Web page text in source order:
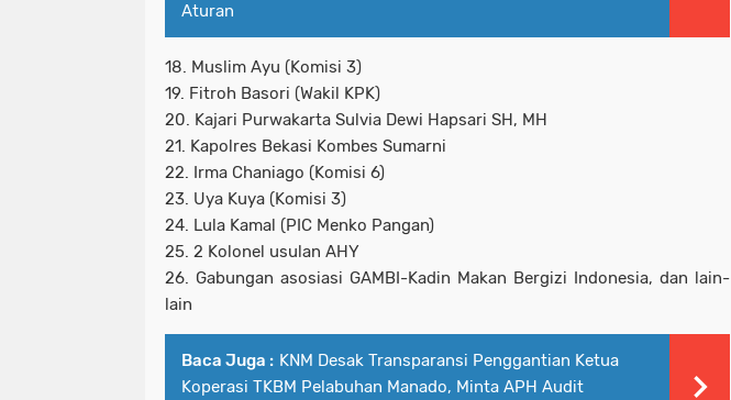
Aturan
18. Muslim Ayu (Komisi 3)
19. Fitroh Basori (Wakil KPK)
20. Kajari Purwakarta Sulvia Dewi Hapsari SH, MH
21. Kapolres Bekasi Kombes Sumarni
22. Irma Chaniago (Komisi 6)
23. Uya Kuya (Komisi 3)
24. Lula Kamal (PIC Menko Pangan)
25. 2 Kolonel usulan AHY
26. Gabungan asosiasi GAMBI-Kadin Makan Bergizi Indonesia, dan lain-
lain
Baca Juga : KNM Desak Transparansi Penggantian Ketua
Koperasi TKBM Pelabuhan Manado, Minta APH Audit